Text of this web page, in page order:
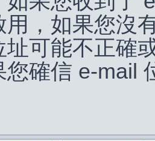
用，如果您沒
址可能不正確
您確信 e-mail